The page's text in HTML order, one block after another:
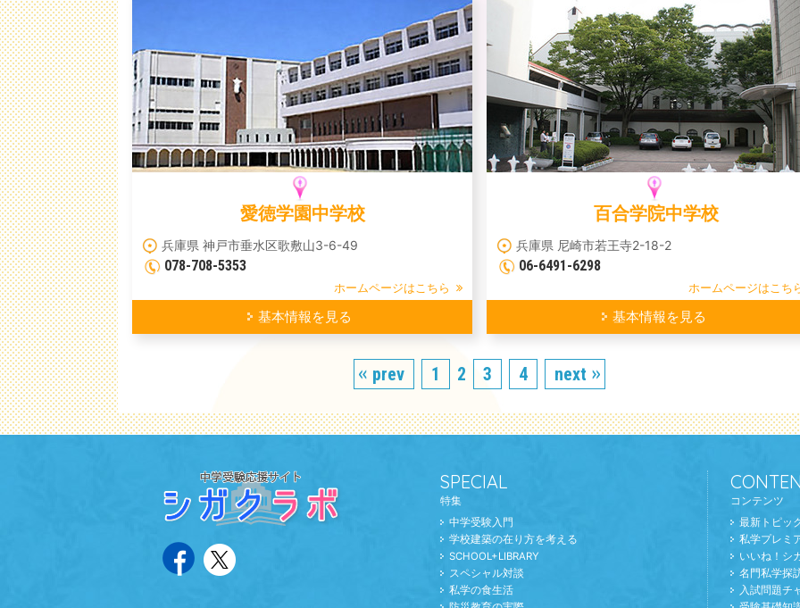
愛徳学園中学校
兵庫県 神戸市垂水区歌敷山3-6-49
078-708-5353
ホームページはこちら
基本情報を見る
百合学院中学校
兵庫県 尼崎市若王寺2-18-2
06-6491-6298
ホームページはこち
基本情報を見る
prev 1 2 3 4 next
SPECIAL
特集
中学受験入門
学校建築の在り方を考える
SCHOOL+LIBRARY
スペシャル対談
私学の食生活
コンテンツ
最新トピッ
私学プレミ
いいね！シ
名門私学探
入試問題チ